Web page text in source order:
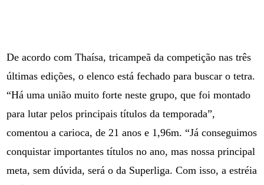
De acordo com Thaísa, tricampeã da competição nas três
últimas edições, o elenco está fechado para buscar o tetra.
“Há uma união muito forte neste grupo, que foi montado
para lutar pelos principais títulos da temporada”,
comentou a carioca, de 21 anos e 1,96m. “Já conseguimos
conquistar importantes títulos no ano, mas nossa principal
meta, sem dúvida, será o da Superliga. Com isso, a estréia